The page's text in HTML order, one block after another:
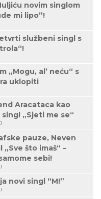
novim singlom
mi lipo”!
službeni singl s
„Mogu, al’ neću“ s
uklopiti
Aracataca kao
„Sjeti me se“
pauze, Neven
što imaš“ –
sebi!
novi singl “M!”